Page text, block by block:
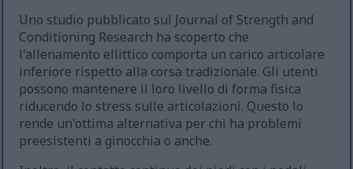
Uno studio pubblicato sul Journal of Strength and
Conditioning Research ha scoperto che
l'allenamento ellittico comporta un carico articolare
inferiore rispetto alla corsa tradizionale. Gli utenti
possono mantenere il loro livello di forma fisica
riducendo lo stress sulle articolazioni. Questo lo
rende un'ottima alternativa per chi ha problemi
preesistenti a ginocchia o anche.